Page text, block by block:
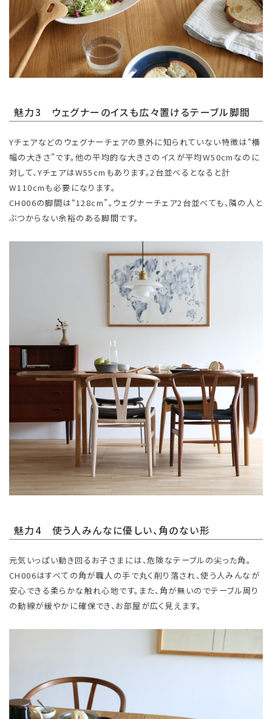
魅力3 ウェグナーのイスも広々置けるテーブル脚間
Yチェアなどのウェグナーチェアの意外に知られていない特徴は“横
幅の大きさ”です。他の平均的な大きさのイスが平均W50cmなのに
対して、YチェアはW55cmもあります。2台並べるとなると計
W110cmも必要になります。
CH006の脚間は“128cm”。ウェグナーチェア2台並べても、隣の人と
ぶつからない余裕のある脚間です。
魅力4 使う人みんなに優しい、角のない形
元気いっぱい動き回るお子さまには、危険なテーブルの尖った角。
CH006はすべての角が職人の手で丸く削り落され、使う人みんなが
安心できる柔らかな触れ心地です。また、角が無いのでテーブル周り
の動線が緩やかに確保でき、お部屋が広く見えます。